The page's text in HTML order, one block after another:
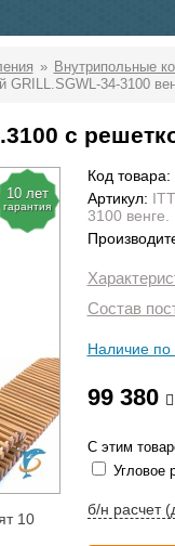
Внутрипольные
GRILL.SGWL-34-3100
с
10 лет
гарантия
10
Код товара:
Артикул:
3100 венге.
Состав
Наличие по
99 380
С этим
Угловое
б/н расчет